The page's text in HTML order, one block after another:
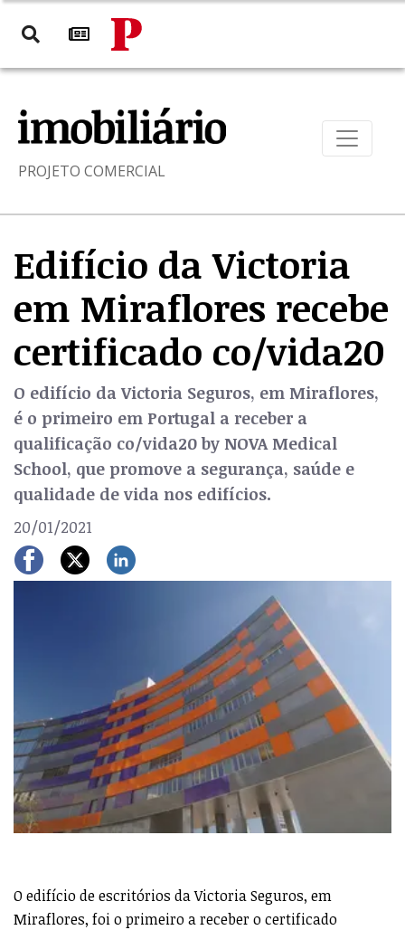
PROJETO COMERCIAL
Edifício da Victoria
em Miraflores recebe
certificado co/vida20
O edifício da Victoria Seguros, em Miraflores,
é o primeiro em Portugal a receber a
qualificação co/vida20 by NOVA Medical
School, que promove a segurança, saúde e
qualidade de vida nos edifícios.
20/01/2021
O edifício de escritórios da Victoria Seguros, em
Miraflores, foi o primeiro a receber o certificado